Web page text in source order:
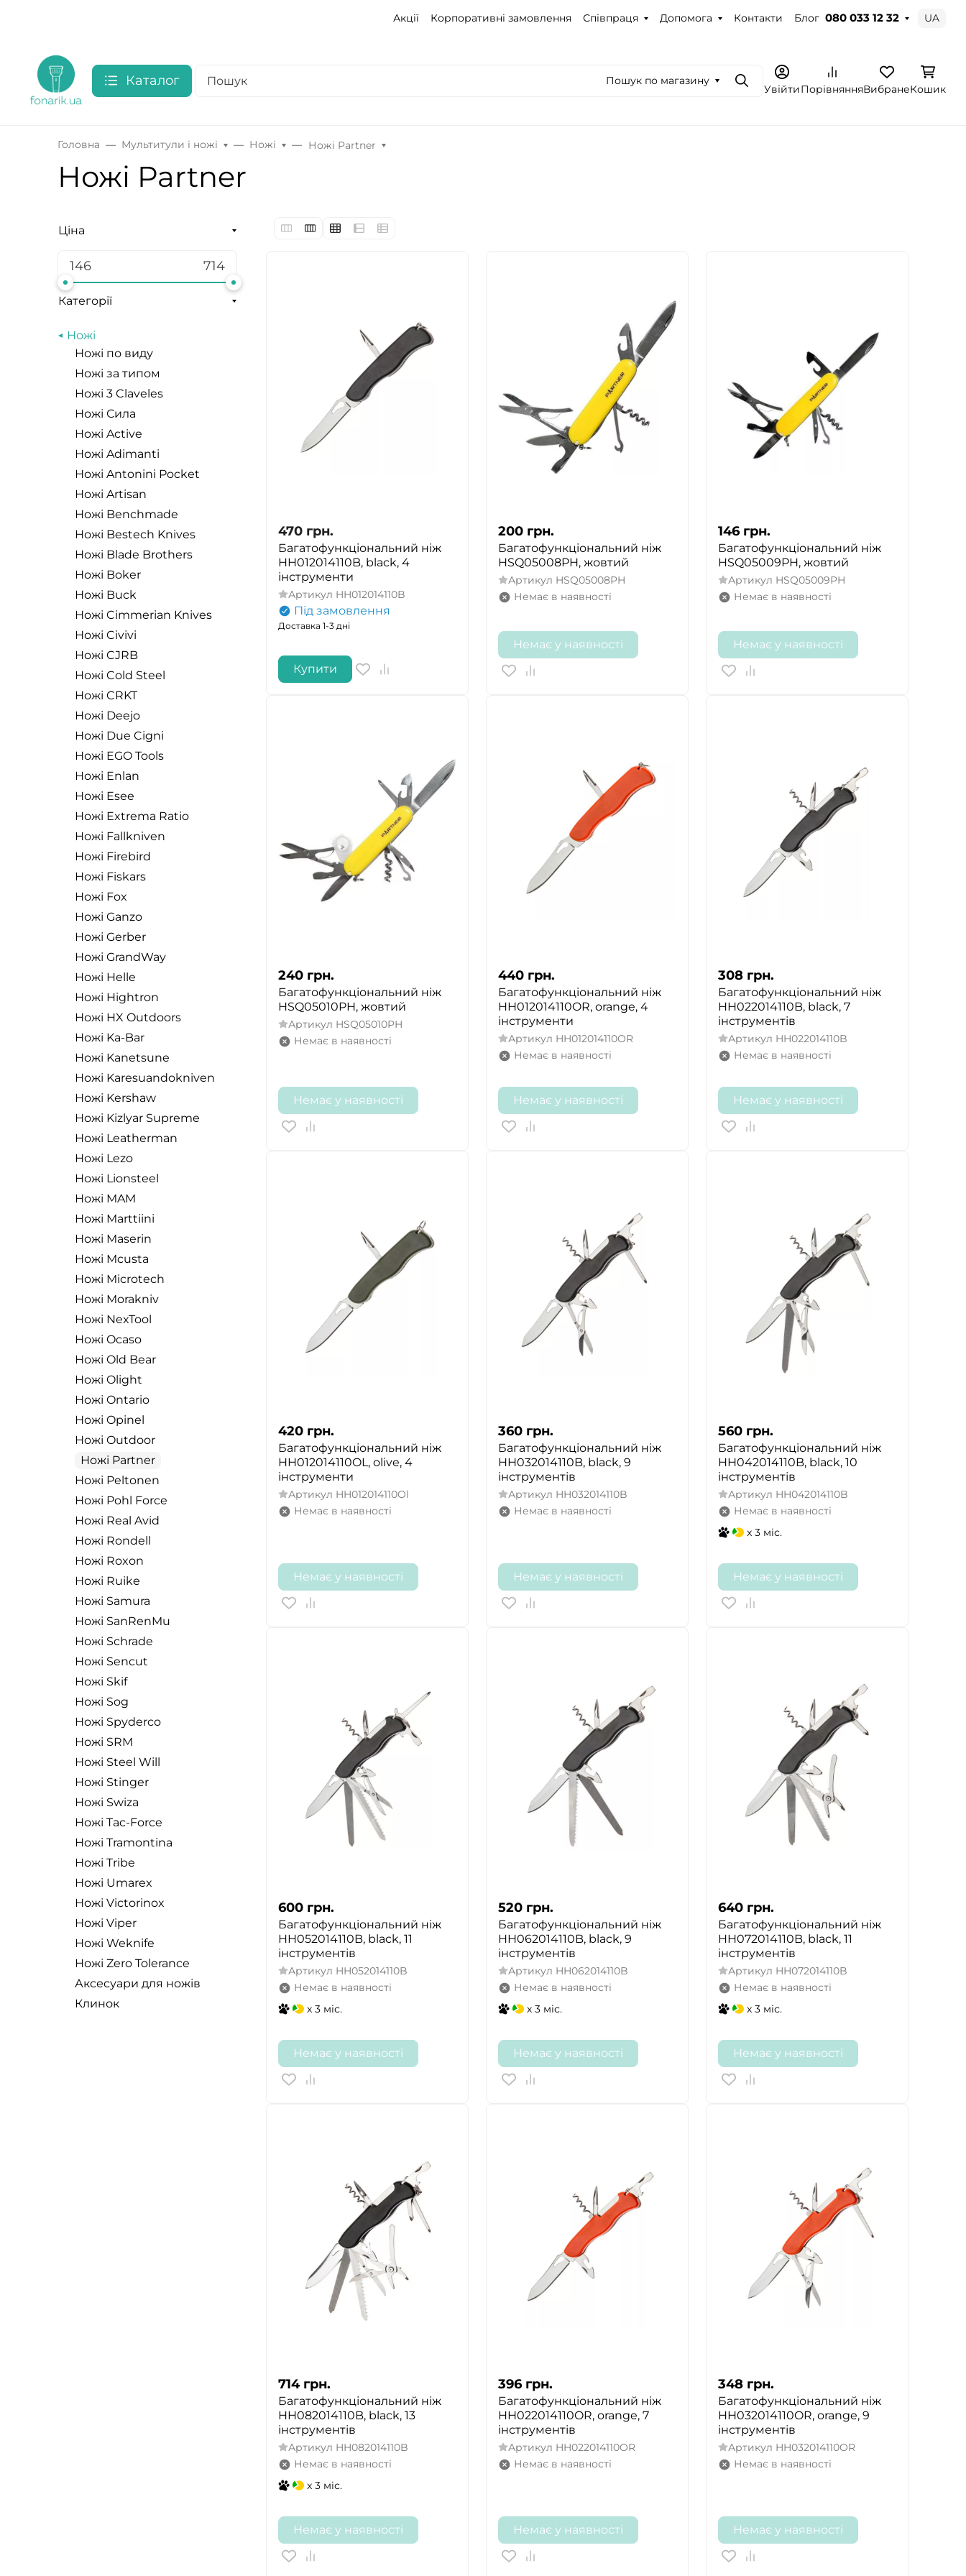
Акції Корпоративні замовлення Співпраця Допомога Контакти Блог 080 033 12 32 UA
Каталог Пошук по магазину
ПошукУвійтиПорівнянняВибранеКошик
Головна Мультитули і ножі Ножі Ножі Partner
Ножі Partner
Ціна
Категорії
Ножі
Ножі по виду
Ножі за типом
Ножі 3 Claveles
Ножі Сила
Ножі Active
Ножі Adimanti
Ножі Antonini Pocket
Ножі Artisan
Ножі Benchmade
Ножі Bestech Knives
Ножі Blade Brothers
Ножі Boker
Ножі Buck
Ножі Cimmerian Knives
Ножі Civivi
Ножі CJRB
Ножі Cold Steel
Ножі CRKT
Ножі Deejo
Ножі Due Cigni
Ножі EGO Tools
Ножі Enlan
Ножі Esee
Ножі Extrema Ratio
Ножі Fallkniven
Ножі Firebird
Ножі Fiskars
Ножі Fox
Ножі Ganzo
Ножі Gerber
Ножі GrandWay
Ножі Helle
Ножі Hightron
Ножі HX Outdoors
Ножі Ka-Bar
Ножі Kanetsune
Ножі Karesuandokniven
Ножі Kershaw
Ножі Kizlyar Supreme
Ножі Leatherman
Ножі Lezo
Ножі Lionsteel
Ножі MAM
Ножі Marttiini
Ножі Maserin
Ножі Mcusta
Ножі Microtech
Ножі Morakniv
Ножі NexTool
Ножі Ocaso
Ножі Old Bear
Ножі Olight
Ножі Ontario
Ножі Opinel
Ножі Outdoor
Ножі Partner
Ножі Peltonen
Ножі Pohl Force
Ножі Real Avid
Ножі Rondell
Ножі Roxon
Ножі Ruike
Ножі Samura
Ножі SanRenMu
Ножі Schrade
Ножі Sencut
Ножі Skif
Ножі Sog
Ножі Spyderco
Ножі SRM
Ножі Steel Will
Ножі Stinger
Ножі Swiza
Ножі Tac-Force
Ножі Tramontina
Ножі Tribe
Ножі Umarex
Ножі Victorinox
Ножі Viper
Ножі Weknife
Ножі Zero Tolerance
Аксесуари для ножів
Клинок
470 грн.
Багатофункціональний ніж
HH012014110B, black, 4
інструменти
Артикул HH012014110B
Під замовлення
Доставка 1-3 дні
Купити
200 грн.
Багатофункціональний ніж
HSQ05008PH, жовтий
Артикул HSQ05008PH
Немає в наявності
Немає у наявності
146 грн.
Багатофункціональний ніж
HSQ05009PH, жовтий
Артикул HSQ05009PH
Немає в наявності
Немає у наявності
240 грн.
Багатофункціональний ніж
HSQ05010PH, жовтий
Артикул HSQ05010PH
Немає в наявності
Немає у наявності
440 грн.
Багатофункціональний ніж
HH012014110OR, orange, 4
інструменти
Артикул HH012014110OR
Немає в наявності
Немає у наявності
308 грн.
Багатофункціональний ніж
HH022014110B, black, 7
інструментів
Артикул HH022014110B
Немає в наявності
Немає у наявності
420 грн.
Багатофункціональний ніж
HH012014110OL, olive, 4
інструменти
Артикул HH012014110Ol
Немає в наявності
Немає у наявності
360 грн.
Багатофункціональний ніж
HH032014110B, black, 9
інструментів
Артикул HH032014110B
Немає в наявності
Немає у наявності
560 грн.
Багатофункціональний ніж
HH042014110B, black, 10
інструментів
Артикул HH042014110B
Немає в наявності
x 3 міс.
Немає у наявності
600 грн.
Багатофункціональний ніж
HH052014110B, black, 11
інструментів
Артикул HH052014110B
Немає в наявності
x 3 міс.
Немає у наявності
520 грн.
Багатофункціональний ніж
HH062014110B, black, 9
інструментів
Артикул HH062014110B
Немає в наявності
x 3 міс.
Немає у наявності
640 грн.
Багатофункціональний ніж
HH072014110B, black, 11
інструментів
Артикул HH072014110B
Немає в наявності
x 3 міс.
Немає у наявності
714 грн.
Багатофункціональний ніж
HH082014110B, black, 13
інструментів
Артикул HH082014110B
Немає в наявності
x 3 міс.
Немає у наявності
396 грн.
Багатофункціональний ніж
HH022014110OR, orange, 7
інструментів
Артикул HH022014110OR
Немає в наявності
Немає у наявності
348 грн.
Багатофункціональний ніж
HH032014110OR, orange, 9
інструментів
Артикул HH032014110OR
Немає в наявності
Немає у наявності